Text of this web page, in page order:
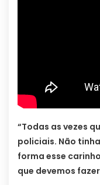
“Todas as vezes
policiais. Não
forma esse
que devemos